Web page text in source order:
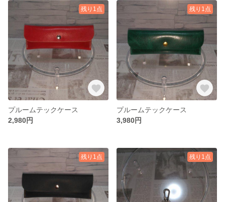
残り1点
プルームテックケース
2,980円
残り1点
プルームテックケース
3,980円
残り1点 残り1点